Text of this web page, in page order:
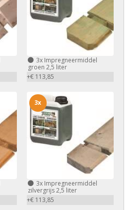
3xImpregneermiddel
groen 2,5 liter
+€ 113,85
3xImpregneermiddel
zilvergrijs 2,5 liter
+€ 113,85
3x